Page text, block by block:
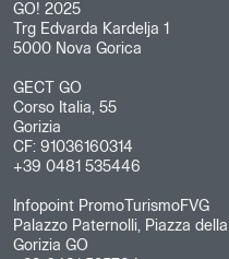
GO! 2025
Trg Edvarda Kardelja 1
5000 Nova Gorica
GECT GO
Corso Italia, 55
Gorizia
CF: 91036160314
+39 0481 535446
Infopoint PromoTurismoFVG
Palazzo Paternolli, Piazza
Gorizia GO